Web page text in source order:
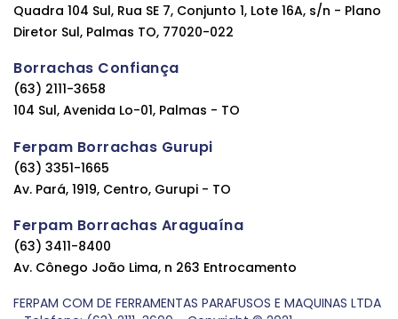
Quadra 104 Sul, Rua SE 7, Conjunto 1, Lote 16A, s/n - Plano
Diretor Sul, Palmas TO, 77020-022
Borrachas Confiança
(63) 2111-3658
104 Sul, Avenida Lo-01, Palmas - TO
Ferpam Borrachas Gurupi
(63) 3351-1665
Av. Pará, 1919, Centro, Gurupi - TO
Ferpam Borrachas Araguaína
(63) 3411-8400
Av. Cônego João Lima, n 263 Entrocamento
FERPAM COM DE FERRAMENTAS PARAFUSOS E MAQUINAS LTDA